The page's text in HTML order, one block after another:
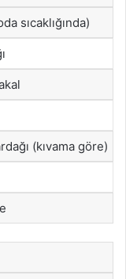
sıcaklığında)
(kıvama göre)